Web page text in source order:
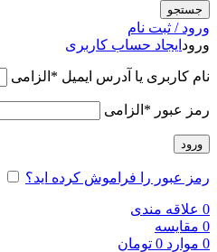
جستجو
ورود / ثبت نام
ورود ایجاد حساب کاربری
نام کاربری یا آدرس ایمیل * الزامی
رمز عبور * الزامی
ورود
رمز عبور را فراموش کرده اید؟
0 علاقه مندی
0 مقایسه
0 موارد 0 تومان